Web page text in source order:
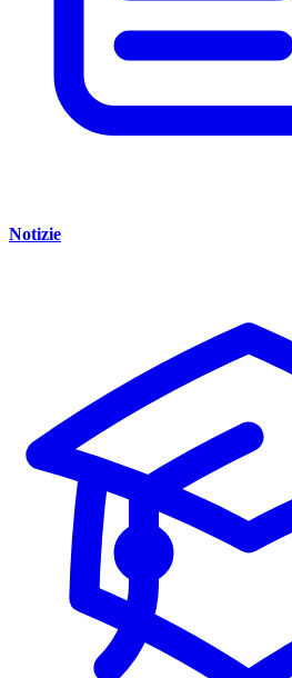
Notizie